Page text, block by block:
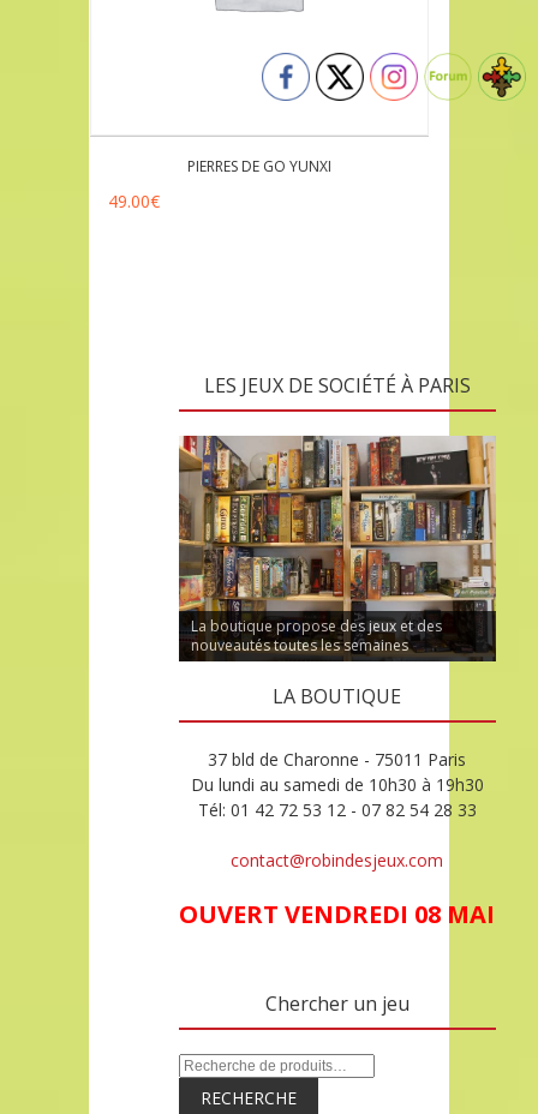
PIERRES DE GO YUNXI
49.00€
LES JEUX DE SOCIÉTÉ À PARIS
La boutique propose des jeux et des
nouveautés toutes les semaines
LA BOUTIQUE
37 bld de Charonne - 75011 Paris
Du lundi au samedi de 10h30 à 19h30
Tél: 01 42 72 53 12 - 07 82 54 28 33
contact@robindesjeux.com
OUVERT VENDREDI 08 MAI
Chercher un jeu
RECHERCHE